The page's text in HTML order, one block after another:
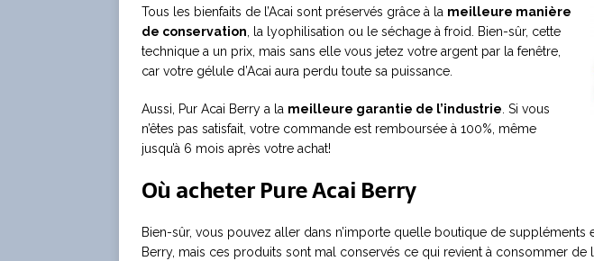
Tous les bienfaits de l’Acai sont préservés grâce à la meilleure manière
de conservation , la lyophilisation ou le séchage à froid. Bien-sûr, cette
technique a un prix, mais sans elle vous jetez votre argent par la fenêtre,
car votre gélule d’Acai aura perdu toute sa puissance.
Aussi, Pur Acai Berry a la meilleure garantie de l’industrie . Si vous
n’êtes pas satisfait, votre commande est remboursée à 100%, même
jusqu’à 6 mois après votre achat!
Où acheter Pure Acai Berry
Bien-sûr, vous pouvez aller dans n’importe quelle boutique de suppléments
Berry, mais ces produits sont mal conservés ce qui revient à consommer de